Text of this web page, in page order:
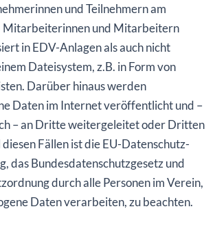
und Teilnehmern am
Mitarbeiterinnen und Mitarbeitern
in EDV-Anlagen als auch nicht
Dateisystem, z.B. in Form von
Darüber hinaus werden
Daten im Internet veröffentlicht und –
– an Dritte weitergeleitet oder Dritten
Fällen ist die EU-Datenschutz-
das Bundesdatenschutzgesetz und
durch alle Personen im Verein,
Daten verarbeiten, zu beachten.